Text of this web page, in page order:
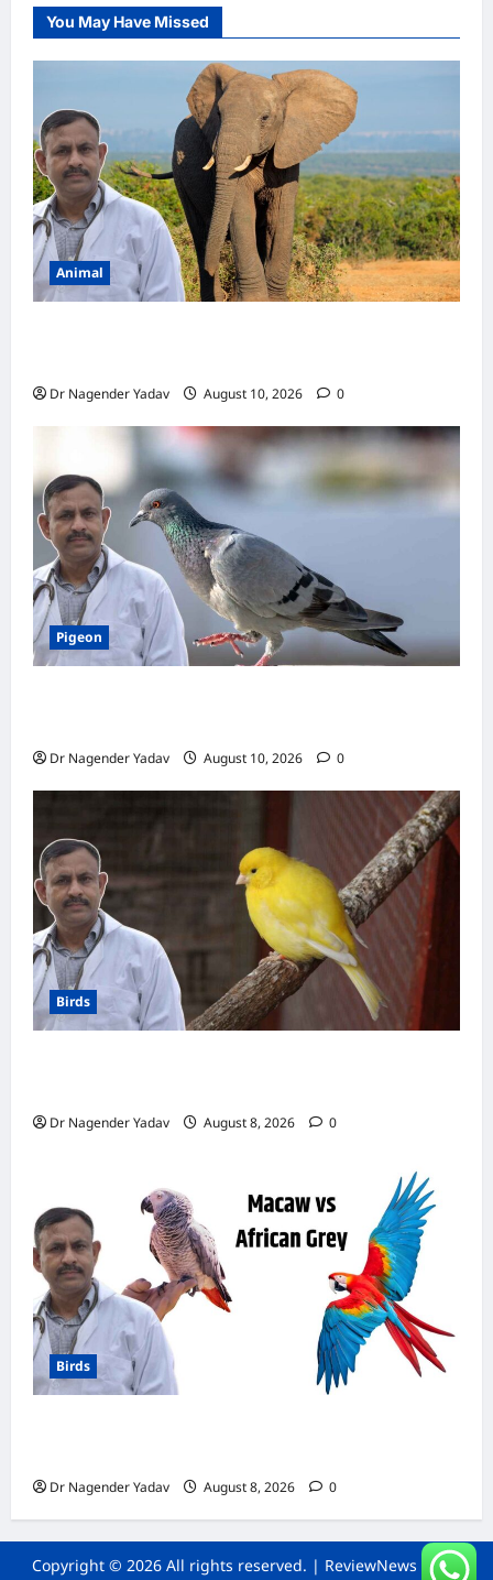
आपके
लव
बर्ड्स
बार-
जानिए
इसके
7
बड़े
कारण
और
उन्हें
शांत
करने
के
आसान
उपाय
You May Have Missed
Animal
Dr Nagender Yadav August 10, 2026 0
Pigeon
Dr Nagender Yadav August 10, 2026 0
Birds
Dr Nagender Yadav August 8, 2026 0
Birds
Dr Nagender Yadav August 8, 2026 0
Copyright © 2026 All rights reserved. | ReviewNews by AF